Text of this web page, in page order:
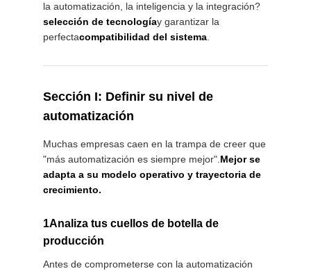
la automatización, la inteligencia y la integración?
selección de tecnologíay garantizar la
perfectacompatibilidad del sistema.
Sección I: Definir su nivel de
automatización
Muchas empresas caen en la trampa de creer que
"más automatización es siempre mejor".Mejor se
adapta a su modelo operativo y trayectoria de
crecimiento.
1Analiza tus cuellos de botella de
producción
Antes de comprometerse con la automatización